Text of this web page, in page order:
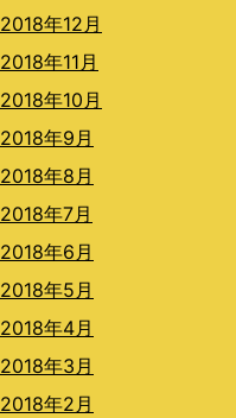
2018年12月
2018年11月
2018年10月
2018年9月
2018年8月
2018年7月
2018年6月
2018年5月
2018年4月
2018年3月
2018年2月